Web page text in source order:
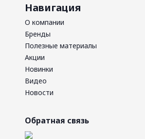
Навигация
О компании
Бренды
Полезные материалы
Акции
Новинки
Видео
Новости
Обратная связь